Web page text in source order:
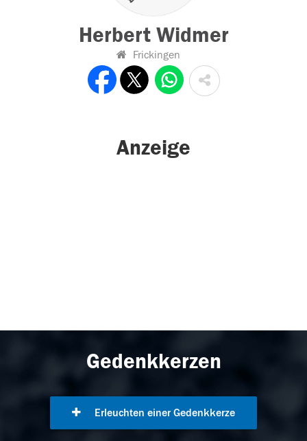
Herbert Widmer
Frickingen
Anzeige
Gedenkkerzen
Erleuchten einer Gedenkkerze